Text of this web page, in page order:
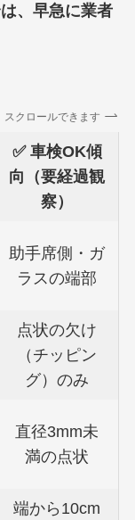
、早急に業者
スクロールできます
✅ 車検OK傾
向（要経過観
察）
助手席側・ガ
ラスの端部
点状の欠け
（チッピン
グ）のみ
直径3mm未
満の点状
端から10cm